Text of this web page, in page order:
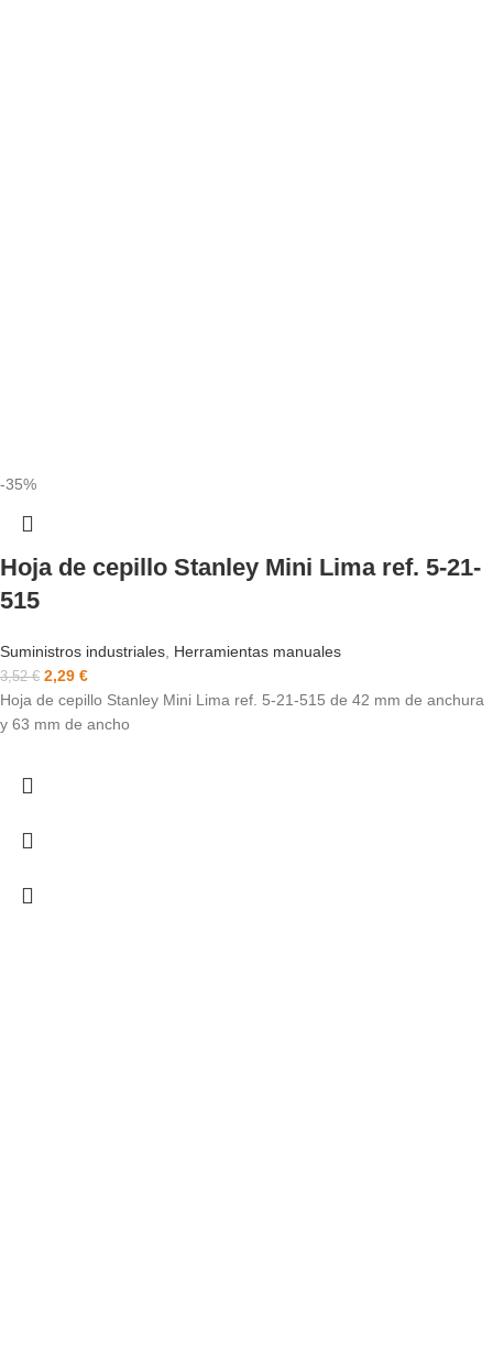
-35%
Hoja de cepillo Stanley Mini Lima ref. 5-21-
515
Suministros industriales, Herramientas manuales
3,52€ 2,29 €
Hoja de cepillo Stanley Mini Lima ref. 5-21-515 de 42 mm de anchura
y 63 mm de ancho